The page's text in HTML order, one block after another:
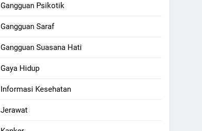
Gangguan Psikotik
Gangguan Saraf
Gangguan Suasana Hati
Gaya Hidup
Informasi Kesehatan
Jerawat